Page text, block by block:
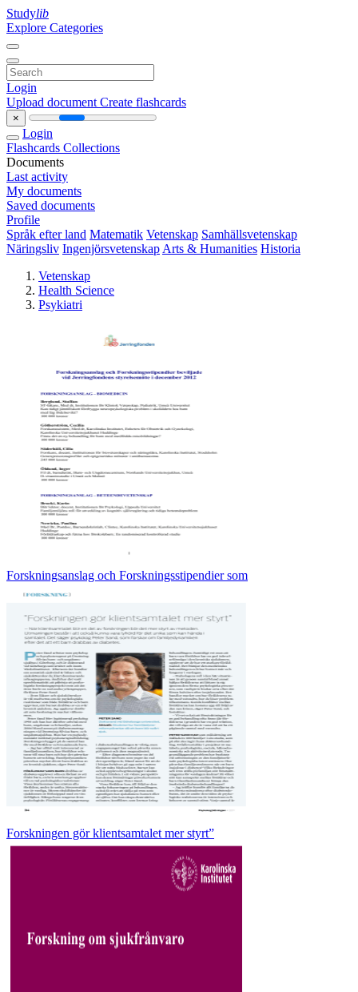
Studylib
Explore Categories
Login
Upload document Create flashcards
×
Login
Flashcards Collections
Documents
Last activity
My documents
Saved documents
Profile
Språk efter land Matematik Vetenskap Samhällsvetenskap
Näringsliv Ingenjörsvetenskap Arts & Humanities Historia
Vetenskap
Health Science
Psykiatri
Forskningsanslag och Forskningsstipendier som
Forskningen gör klientsamtalet mer styrt”